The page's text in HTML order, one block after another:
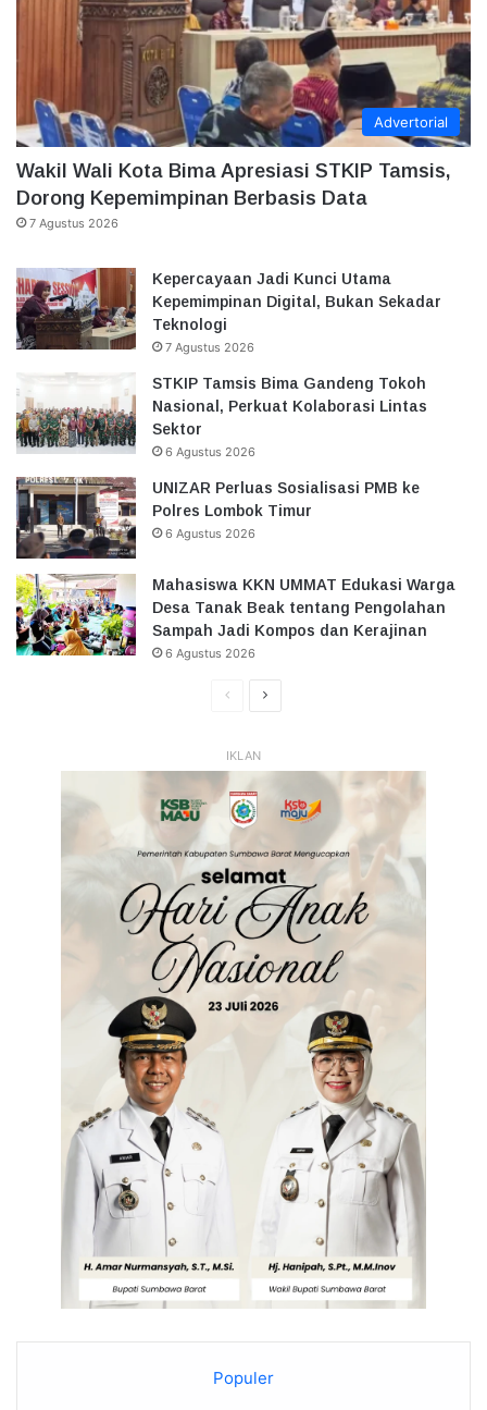
Advertorial
Wakil Wali Kota Bima Apresiasi STKIP Tamsis,
Dorong Kepemimpinan Berbasis Data
7 Agustus 2026
Kepercayaan Jadi Kunci Utama
Kepemimpinan Digital, Bukan Sekadar
Teknologi
7 Agustus 2026
STKIP Tamsis Bima Gandeng Tokoh
Nasional, Perkuat Kolaborasi Lintas
Sektor
6 Agustus 2026
UNIZAR Perluas Sosialisasi PMB ke
Polres Lombok Timur
6 Agustus 2026
Mahasiswa KKN UMMAT Edukasi Warga
Desa Tanak Beak tentang Pengolahan
Sampah Jadi Kompos dan Kerajinan
6 Agustus 2026
HalamanHalaman
IKLAN
Populer